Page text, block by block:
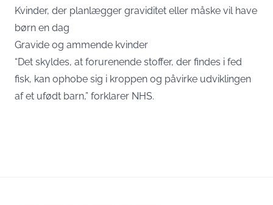
Kvinder, der planlægger graviditet eller måske vil have
børn en dag
Gravide og ammende kvinder
“Det skyldes, at forurenende stoffer, der findes i fed
fisk, kan ophobe sig i kroppen og påvirke udviklingen
af et ufødt barn,” forklarer NHS.